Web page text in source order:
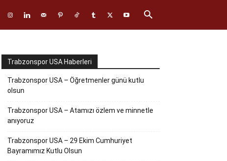
Trabzonspor USA Haberleri
Trabzonspor USA – Öğretmenler günü kutlu
olsun
Trabzonspor USA – Atamızı özlem ve minnetle
anıyoruz
Trabzonspor USA – 29 Ekim Cumhuriyet
Bayramımız Kutlu Olsun